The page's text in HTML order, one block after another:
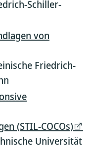
Schiller-
von
Friedrich-
(STIL-COCOs)
Universität